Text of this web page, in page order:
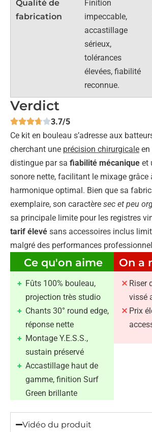
Qualité de
fabrication
Finition
impeccable,
accastillage
sérieux,
tolérances
élevées, fiabilité
reconnue.
Verdict
3.7/5
Ce kit en bouleau s’adresse aux
cherchant une précision chirurgicale en
distingue par sa fiabilité mécanique et
sonore nette, facilitant le mixage grâce
harmonique optimal. Bien que sa
exemplaire, son caractère sec et peu
sa principale limite pour les registres
tarif élevé sans accessoires inclus
malgré des performances
Ce qu'on aime
Fûts 100% bouleau,
projection très studio
Chants 30° round edge,
réponse nette
Montage Y.E.S.S.,
sustain préservé
Accastillage haut de
gamme, finition Surf
Green brillante
On a
Riser
vissé
Prix
Vidéo du produit